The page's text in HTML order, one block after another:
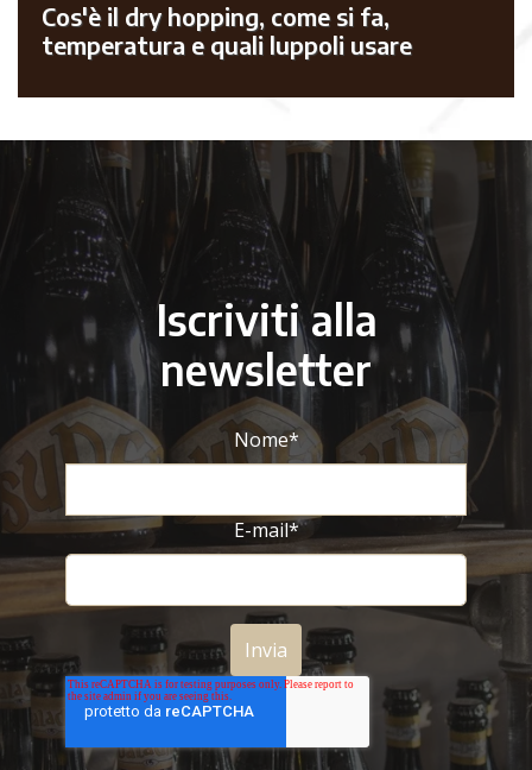
Cos'è il dry hopping, come si fa,
temperatura e quali luppoli usare
Iscriviti alla
newsletter
Nome*
E-mail*